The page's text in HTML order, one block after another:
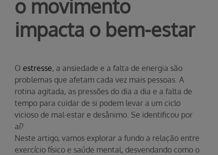
o movimento
impacta o bem-estar
O estresse, a ansiedade e a falta de energia são
problemas que afetam cada vez mais pessoas. A
rotina agitada, as pressões do dia a dia e a falta de
tempo para cuidar de si podem levar a um ciclo
vicioso de mal-estar e desânimo. Se identificou por
aí?
Neste artigo, vamos explorar a fundo a relação entre
exercício físico e saúde mental, desvendando como o